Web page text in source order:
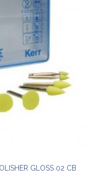
GLOSS 02 CB